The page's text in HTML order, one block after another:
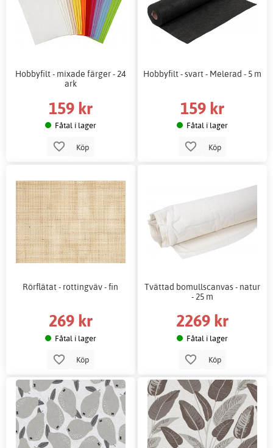
Hobbyfilt - mixade färger - 24
ark
159 kr
Fåtal i lager
Köp
Hobbyfilt - svart - Melerad - 5 m
159 kr
Fåtal i lager
Köp
Rörflätat - rottingväv - fin
269 kr
Fåtal i lager
Köp
Tvättad bomullscanvas - natur
- 25 m
2269 kr
Fåtal i lager
Köp